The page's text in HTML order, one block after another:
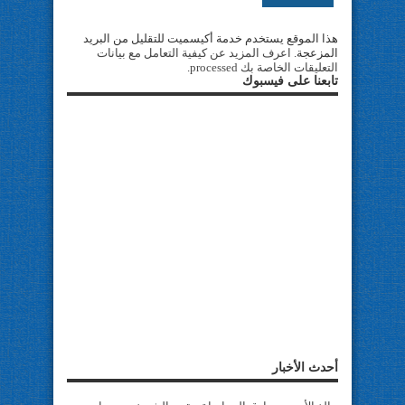
هذا الموقع يستخدم خدمة أكيسميت للتقليل من البريد
المزعجة. اعرف المزيد عن كيفية التعامل مع بيانات
التعليقات الخاصة بك processed
تابعنا على فيسبوك
أحدث الأخبار